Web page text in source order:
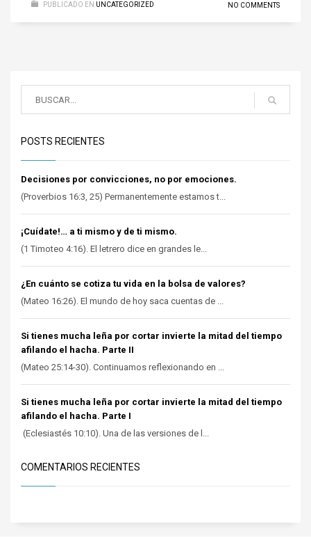
PUBLICADO EN UNCATEGORIZED NO COMMENTS
POSTS RECIENTES
Decisiones por convicciones, no por emociones.
(Proverbios 16:3, 25) Permanentemente estamos t...
¡Cuídate!… a ti mismo y de ti mismo.
(1 Timoteo 4:16). El letrero dice en grandes le...
¿En cuánto se cotiza tu vida en la bolsa de valores?
(Mateo 16:26). El mundo de hoy saca cuentas de ...
Si tienes mucha leña por cortar invierte la mitad del tiempo
afilando el hacha. Parte II
(Mateo 25:14-30). Continuamos reflexionando en ...
Si tienes mucha leña por cortar invierte la mitad del tiempo
afilando el hacha. Parte I
(Eclesiastés 10:10). Una de las versiones de l...
COMENTARIOS RECIENTES